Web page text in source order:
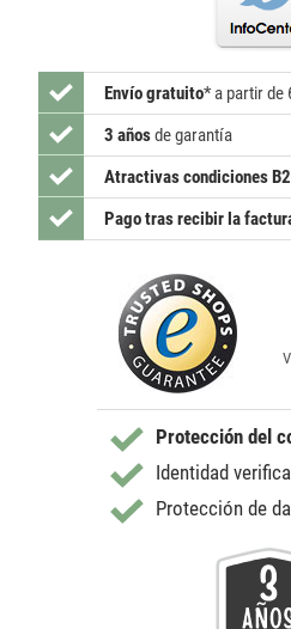
Envío gratuito* a partir de
3 añosde garantía
Atractivas condiciones
Pago tras recibir la
Protección del
Identidad
Protección de